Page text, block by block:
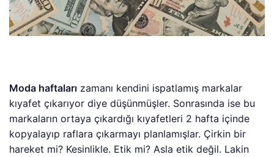
Moda haftaları zamanı kendini ispatlamış markalar
kıyafet çıkarıyor diye düşünmüşler. Sonrasında ise bu
markaların ortaya çıkardığı kıyafetleri 2 hafta içinde
kopyalayıp raflara çıkarmayı planlamışlar. Çirkin bir
hareket mi? Kesinlikle. Etik mi? Asla etik değil. Lakin